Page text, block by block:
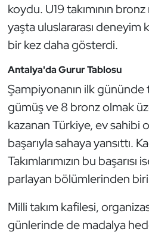
koydu. U19 takımının
yaşta uluslararası deneyim
bir kez daha gösterdi.
Antalya'da Gurur Tablosu
Şampiyonanın ilk gününde
gümüş ve 8 bronz olmak
kazanan Türkiye, ev sahibi
başarıyla sahaya yansıttı.
Takımlarımızın bu
parlayan bölümlerinden
Milli takım kafilesi,
günlerinde de madalya
Özel Sporcular
Paralimpik
Ragbi
Satranç
Su Topu
Sualtı Sporları
Tenis